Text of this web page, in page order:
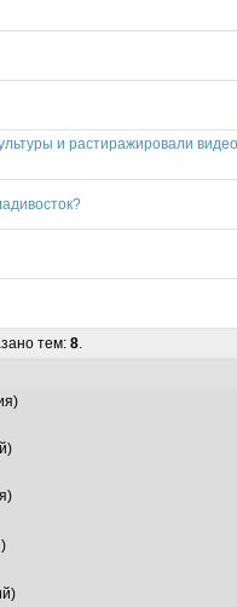
и растиражировали
тем: 8.